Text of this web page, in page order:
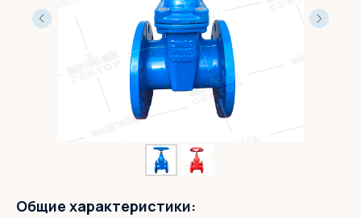
Общие характеристики: